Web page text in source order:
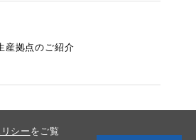
シー をご覧
産拠点のご紹介